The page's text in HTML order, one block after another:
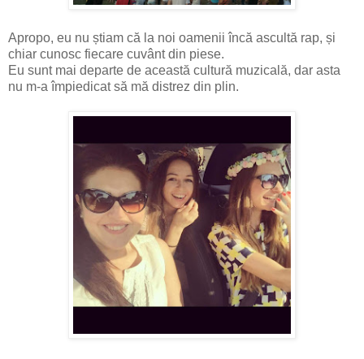
Apropo, eu nu știam că la noi oamenii încă ascultă rap, și
chiar cunosc fiecare cuvânt din piese.
Eu sunt mai departe de această cultură muzicală, dar asta
nu m-a împiedicat să mă distrez din plin.